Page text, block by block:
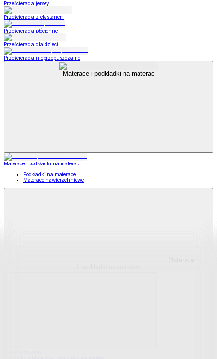
Prześcieradła jersey
Prześcieradła z elastanem
Prześcieradła płócienne
Prześcieradła dla dzieci
Prześcieradła nieprzepuszczalne
Materace i podkładki na materac
Materace i podkładki na materac
Podkładki na materace
Materace nawierzchniowe